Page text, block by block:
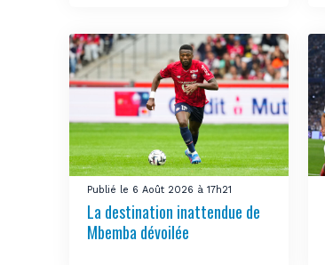
Publié le 6 Août 2026 à 17h21
La destination inattendue de
Mbemba dévoilée